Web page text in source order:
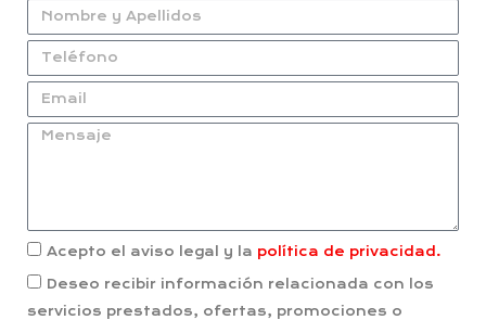
Acepto el aviso legal y la política de privacidad.
Deseo recibir información relacionada con los
servicios prestados, ofertas, promociones o